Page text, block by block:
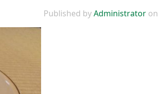
Published byAdministrator on